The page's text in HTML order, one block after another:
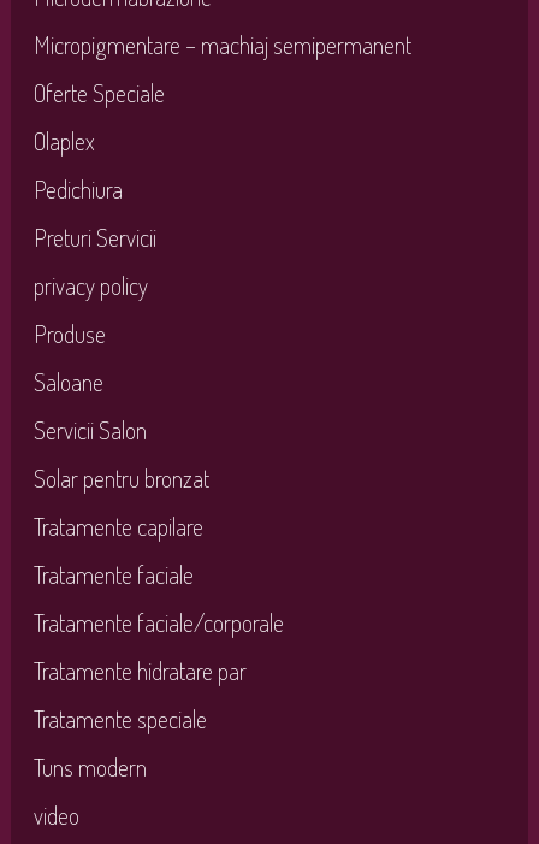
Micropigmentare – machiaj semipermanent
Oferte Speciale
Olaplex
Pedichiura
Preturi Servicii
privacy policy
Produse
Saloane
Servicii Salon
Solar pentru bronzat
Tratamente capilare
Tratamente faciale
Tratamente faciale/corporale
Tratamente hidratare par
Tratamente speciale
Tuns modern
video